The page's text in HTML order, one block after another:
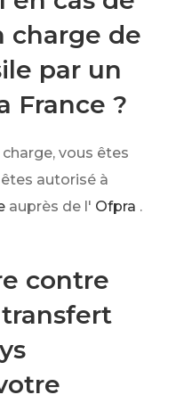
charge de
par un
France ?
vous êtes
autorisé à
auprès de l' Ofpra .
contre